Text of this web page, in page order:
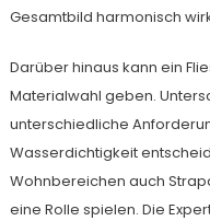
Gesamtbild harmonisch
Darüber hinaus kann ein
Materialwahl geben.
unterschiedliche
Wasserdichtigkeit
Wohnbereichen auch
eine Rolle spielen. Die